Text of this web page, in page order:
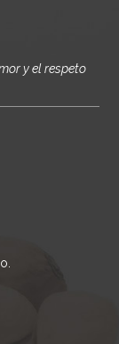
y el respeto